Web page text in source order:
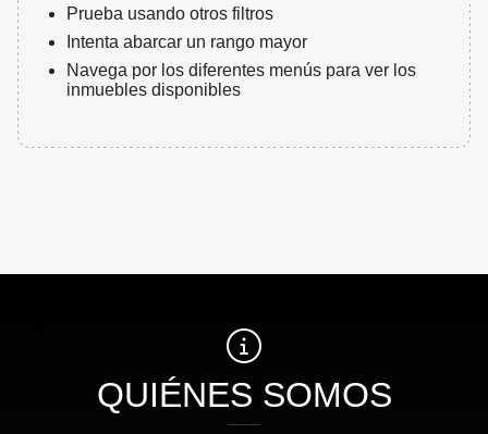
Prueba usando otros filtros
Intenta abarcar un rango mayor
Navega por los diferentes menús para ver los
inmuebles disponibles
QUIÉNES SOMOS